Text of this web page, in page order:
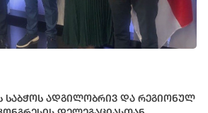
საბჭოს ადგილობრივ და რეგიონულ